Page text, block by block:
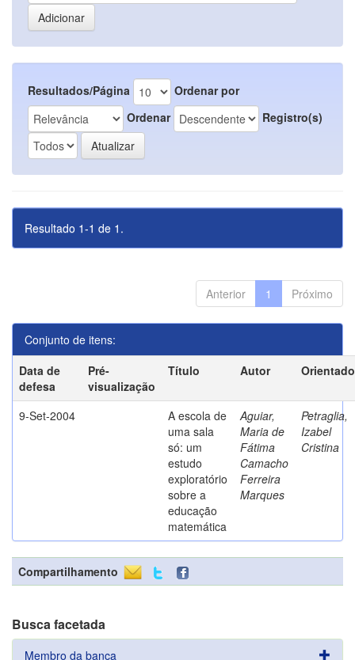
Resultados/Página
Ordenar por
Ordenar
Registro(s)
Resultado 1-1 de 1.
Anterior 1 Próximo
Conjunto de itens:
Data de
defesa
Pré-
visualização
Título Autor
9-Set-2004
A escola de
uma sala
só: um
estudo
exploratório
sobre a
educação
matemática
Aguiar,
Maria de
Fátima
Camacho
Ferreira
Marques
Petraglia,
Izabel
Cristina
Compartilhamento
Busca facetada
Membro da banca